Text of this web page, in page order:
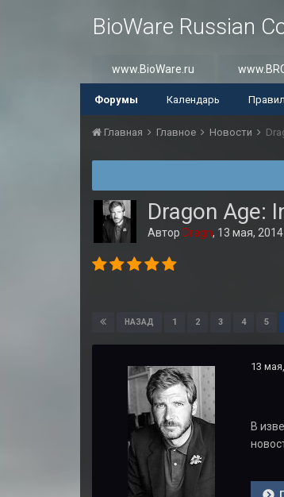
BioWare Russian
www.BioWare.ru
Форумы Календарь
Главная Главное Новости
Dragon Age:
Автор Dragn, 13 мая, 2014
НАЗАД 1 2 3 4 5
13
В